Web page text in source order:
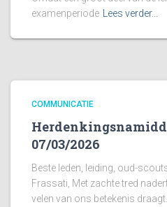
examenperiode
Lees verder…
COMMUNICATIE
07/03/2026
Beste leden, leiding, oud-
Frassati, Met zachte tred
velen van ons betekenis